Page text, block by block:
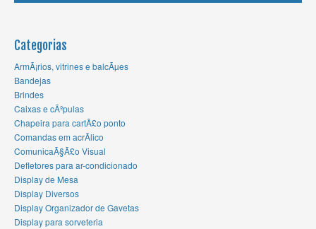
Categorias
ArmÃ¡rios, vitrines e balcÃµes
Bandejas
Brindes
Caixas e cÃºpulas
Chapeira para cartÃ£o ponto
Comandas em acrÃ­lico
ComunicaÃ§Ã£o Visual
Defletores para ar-condicionado
Display de Mesa
Display Diversos
Display Organizador de Gavetas
Display para sorveteria